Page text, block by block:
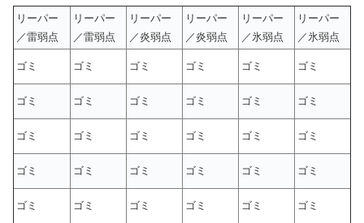
リーパー
／雷弱点
リーパー
／雷弱点
リーパー
／炎弱点
リーパー
／炎弱点
リーパー
／氷弱点
リーパー
／氷弱点
ゴミ ゴミ ゴミ ゴミ ゴミ ゴミ
ゴミ ゴミ ゴミ ゴミ ゴミ ゴミ
ゴミ ゴミ ゴミ ゴミ ゴミ ゴミ
ゴミ ゴミ ゴミ ゴミ ゴミ ゴミ
ゴミ ゴミ ゴミ ゴミ ゴミ ゴミ